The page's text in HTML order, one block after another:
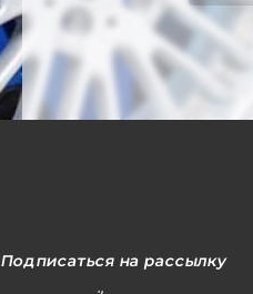
Подписаться на рассылку